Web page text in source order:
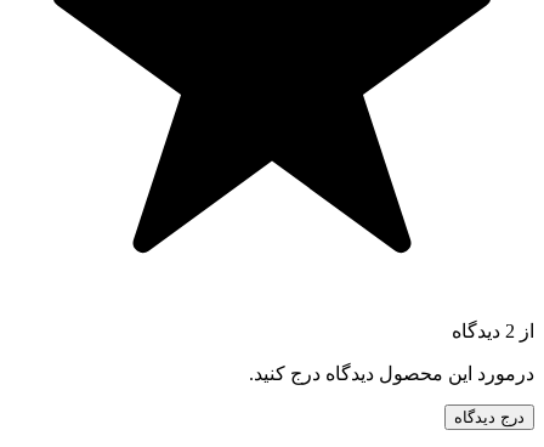
از 2 دیدگاه
درمورد این محصول دیدگاه درج کنید.
درج دیدگاه